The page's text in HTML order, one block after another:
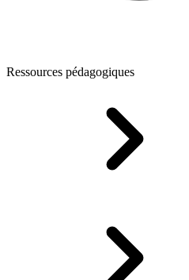
Ressources pédagogiques